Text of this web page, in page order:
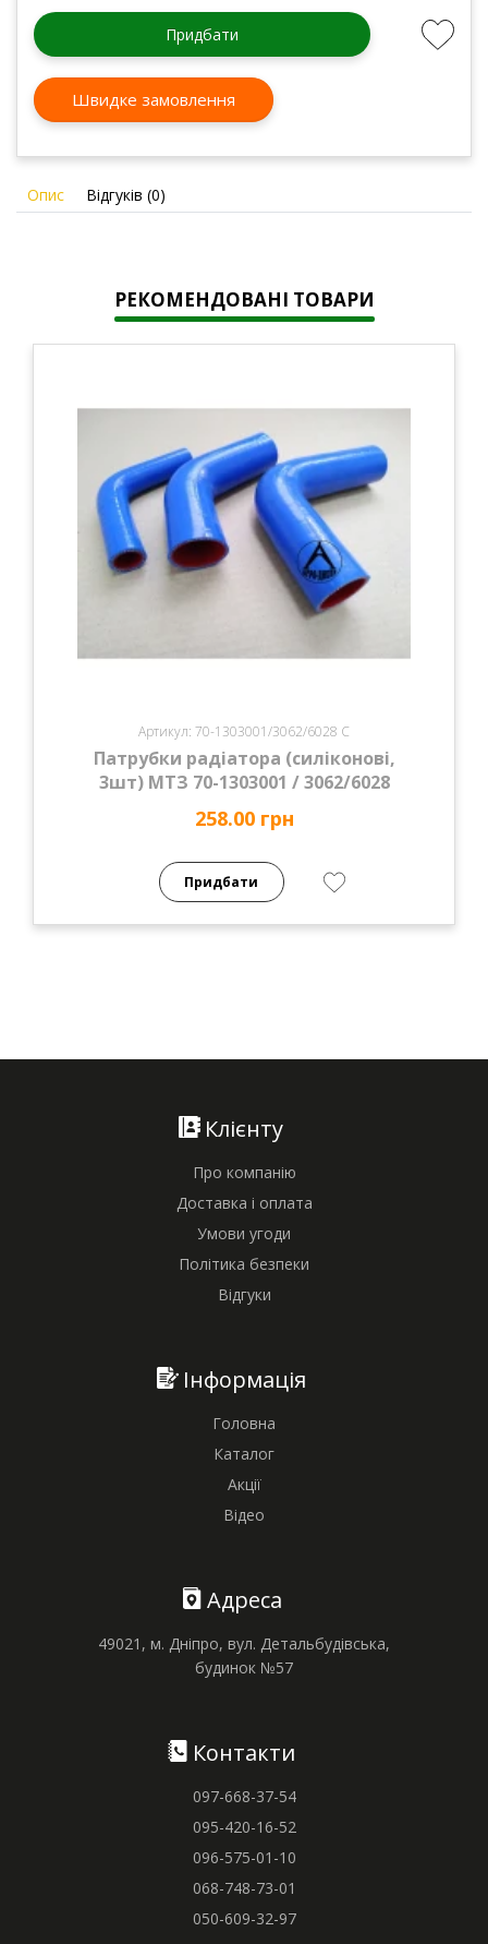
Придбати
Швидке замовлення
Опис Відгуків (0)
РЕКОМЕНДОВАНІ ТОВАРИ
Артикул: 70-1303001/3062/6028 С
Патрубки радіатора (силіконові,
3шт) МТЗ 70-1303001 / 3062/6028
258.00 грн
Придбати
Клієнту
Про компанію
Доставка і оплата
Умови угоди
Політика безпеки
Відгуки
Інформація
Головна
Каталог
Акції
Відео
Адреса
49021, м. Дніпро, вул. Детальбудівська,
будинок №57
Контакти
097-668-37-54
095-420-16-52
096-575-01-10
068-748-73-01
050-609-32-97